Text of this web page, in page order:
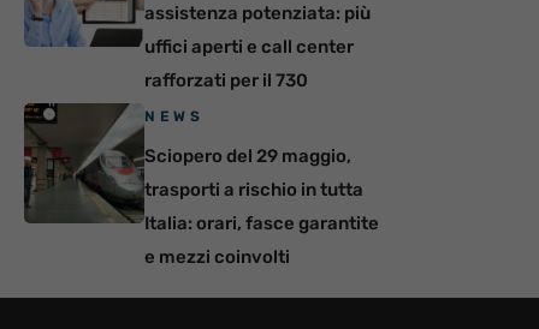
assistenza potenziata: più
uffici aperti e call center
rafforzati per il 730
NEWS
Sciopero del 29 maggio,
trasporti a rischio in tutta
Italia: orari, fasce garantite
e mezzi coinvolti